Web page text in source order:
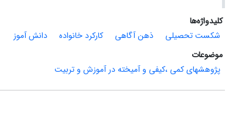
کلیدواژه‌ها
شکست تحصیلی
ذهن ‏آگاهی کارکرد خانواده
دانش ‏آموز
موضوعات
پژوهشهای کمی ،کیفی و آمیخته در آموزش و تربیت